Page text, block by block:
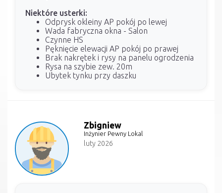
Niektóre usterki:
Odprysk okleiny AP pokój po lewej
Wada fabryczna okna - Salon
Czynne HS
Pęknięcie elewacji AP pokój po prawej
Brak nakrętek i rysy na panelu ogrodzenia
Rysa na szybie zew. 20m
Ubytek tynku przy daszku
Zbigniew
Inżynier Pewny Lokal
luty 2026